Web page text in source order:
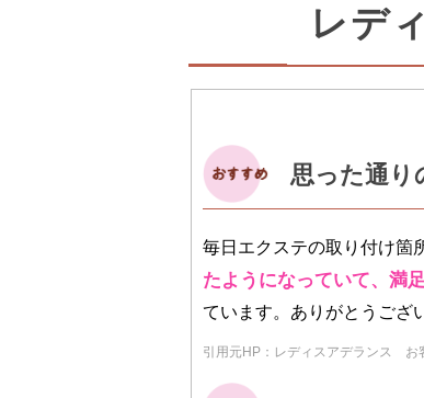
レデ
思った通り
毎日エクステの取り付け箇
たようになっていて、満
ています。ありがとうござ
引用元HP：レディスアデランス お